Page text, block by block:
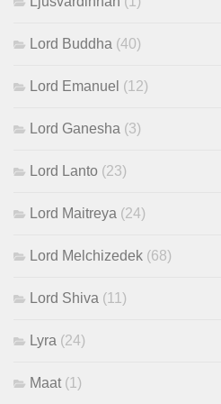
Lord Buddha (40)
Lord Emanuel (12)
Lord Ganesha (3)
Lord Lanto (23)
Lord Maitreya (24)
Lord Melchizedek (68)
Lord Shiva (11)
Lyra (24)
Maat (1)